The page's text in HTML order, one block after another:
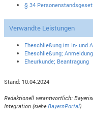
§ 34
Verwandte Leistungen
Eheschließung im In- und
Eheschließung; Anmeldung
Eheurkunde; Beantragung
Stand: 10.04.2024
Redaktionell verantwortlich:
Integration (sieheBayernPortal)